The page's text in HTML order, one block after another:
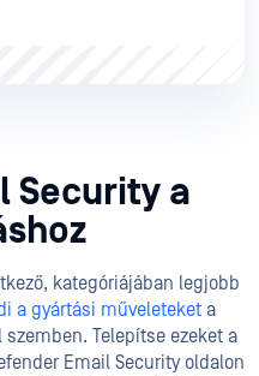
Security a
kategóriájában legjobb
a gyártási műveleteket a
Telepítse ezeket a
Email Security oldalon